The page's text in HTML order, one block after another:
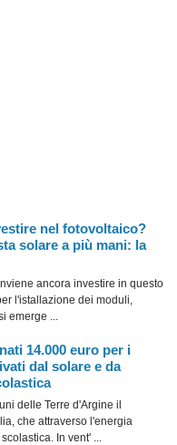
nel fotovoltaico?
solare a più mani: la
ancora investire in questo
l'istallazione dei moduli,
emerge ...
14.000 euro per i
dal solare e da
delle Terre d'Argine il
che attraverso l'energia
In vent' ...